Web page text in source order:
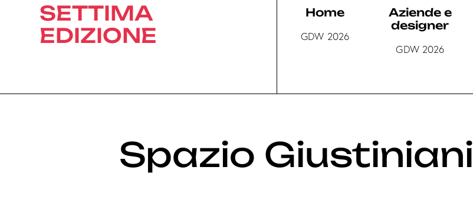
SETTIMA
EDIZIONE
Home
GDW 2026
Aziende e
designer
GDW 2026
Spazio Giustiniani